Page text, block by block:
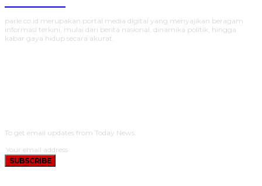
parle.co.id merupakan portal media digital yang menyajikan beragam
informasi terkini, mulai dari berita nasional, dinamika politik, hingga
kabar gaya hidup secara akurat.
To get email updates from Today News.
SUBSCRIBE